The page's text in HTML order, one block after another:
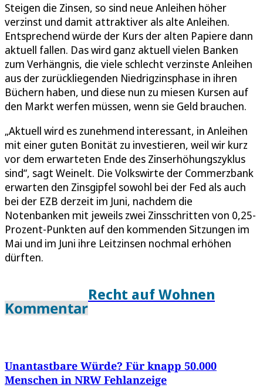
Steigen die Zinsen, so sind neue Anleihen höher
verzinst und damit attraktiver als alte Anleihen.
Entsprechend würde der Kurs der alten Papiere dann
aktuell fallen. Das wird ganz aktuell vielen Banken
zum Verhängnis, die viele schlecht verzinste Anleihen
aus der zurückliegenden Niedrigzinsphase in ihren
Büchern haben, und diese nun zu miesen Kursen auf
den Markt werfen müssen, wenn sie Geld brauchen.
„Aktuell wird es zunehmend interessant, in Anleihen
mit einer guten Bonität zu investieren, weil wir kurz
vor dem erwarteten Ende des Zinserhöhungszyklus
sind“, sagt Weinelt. Die Volkswirte der Commerzbank
erwarten den Zinsgipfel sowohl bei der Fed als auch
bei der EZB derzeit im Juni, nachdem die
Notenbanken mit jeweils zwei Zinsschritten von 0,25-
Prozent-Punkten auf den kommenden Sitzungen im
Mai und im Juni ihre Leitzinsen nochmal erhöhen
dürften.
Kommentar
Recht auf Wohnen
Unantastbare Würde? Für knapp 50.000
Menschen in NRW Fehlanzeige